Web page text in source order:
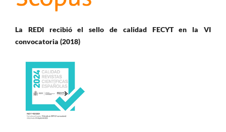
La REDI recibió el sello de calidad FECYT en la VI
convocatoria (2018)